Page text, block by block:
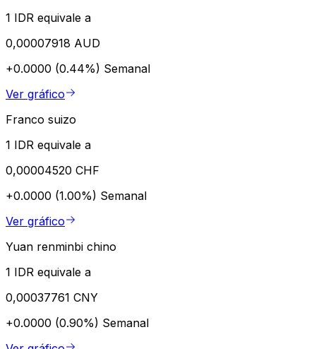
1 IDR equivale a
0,00007918 AUD
+0.0000 (0.44%) Semanal
Ver gráfico
Franco suizo
1 IDR equivale a
0,00004520 CHF
+0.0000 (1.00%) Semanal
Ver gráfico
Yuan renminbi chino
1 IDR equivale a
0,00037761 CNY
+0.0000 (0.90%) Semanal